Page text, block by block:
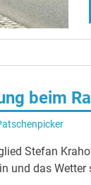
beim
Stefan
und das